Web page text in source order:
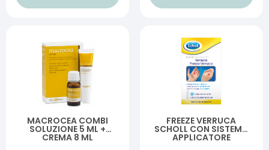
MACROCEA COMBI
SOLUZIONE 5 ML +
CREMA 8 ML
FREEZE VERRUCA
SCHOLL CON SISTEMA
APPLICATORE